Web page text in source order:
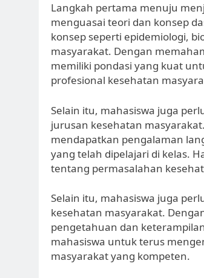
Langkah pertama menuju
menguasai teori dan konsep
konsep seperti epidemiologi,
masyarakat. Dengan
memiliki pondasi yang kuat
profesional kesehatan
Selain itu, mahasiswa juga
jurusan kesehatan
mendapatkan pengalaman
yang telah dipelajari di kelas.
tentang permasalahan
Selain itu, mahasiswa juga
kesehatan masyarakat.
pengetahuan dan
mahasiswa untuk terus
masyarakat yang kompeten.